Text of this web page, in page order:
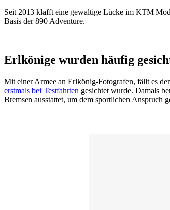
Seit 2013 klafft eine gewaltige Lücke im KTM
Basis der 890 Adventure.
Erlkönige wurden häufig
Mit einer Armee an Erlkönig-Fotografen, fällt es
erstmals bei Testfahrten gesichtet wurde. Damals
Bremsen ausstattet, um dem sportlichen Anspruch